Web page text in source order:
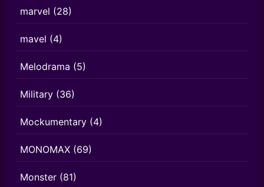
marvel (28)
mavel (4)
Melodrama (5)
Military (36)
Mockumentary (4)
MONOMAX (69)
Monster (81)